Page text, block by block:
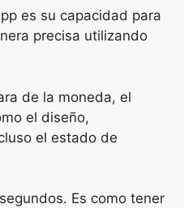
es su capacidad para
precisa utilizando
de la moneda, el
el diseño,
el estado de
Es como tener